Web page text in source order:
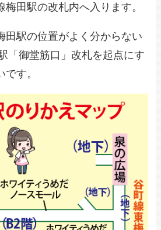
梅田駅の改札内へ入ります。
田駅の位置がよく分からない
「御堂筋口」改札を起点にす
す。